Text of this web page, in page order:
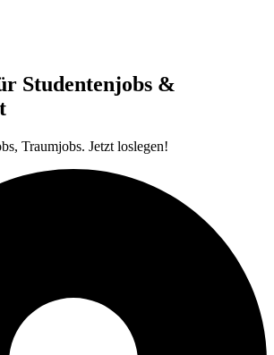
Studentenjobs &
Traumjobs. Jetzt loslegen!